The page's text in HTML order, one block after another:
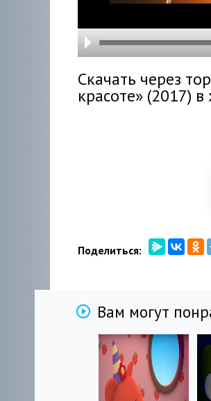
Скачать через
красоте» (2017)
Поделиться:
Вам могут